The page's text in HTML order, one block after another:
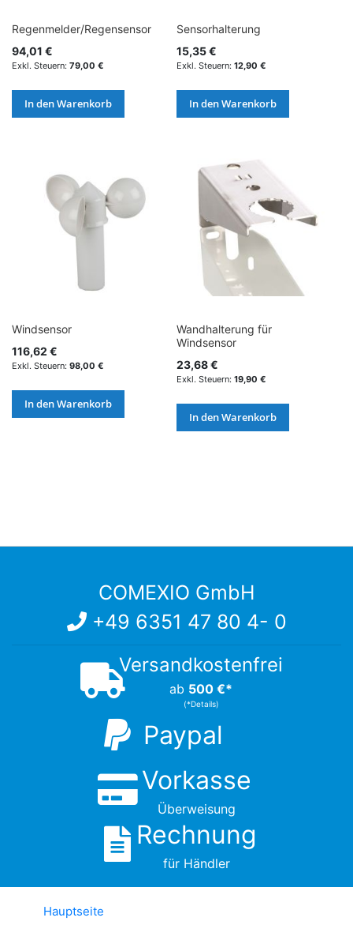
Regenmelder/Regensensor
94,01 €
79,00 €
In den Warenkorb
Sensorhalterung
15,35 €
12,90 €
In den Warenkorb
Windsensor
116,62 €
98,00 €
In den Warenkorb
Wandhalterung für
Windsensor
23,68 €
19,90 €
In den Warenkorb
COMEXIO GmbH
+49 6351 47 80 4- 0
Versandkostenfrei
ab 500 €*
(*Details)
Paypal
Vorkasse
Überweisung
Rechnung
für Händler
Hauptseite